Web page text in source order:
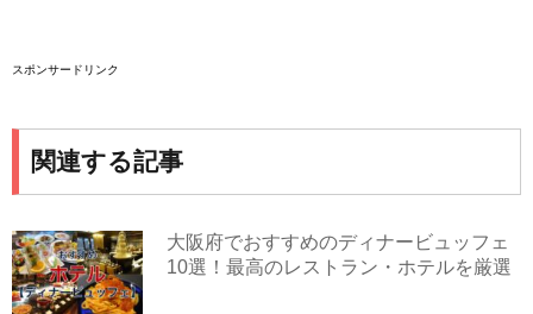
スポンサードリンク
関連する記事
大阪府でおすすめのディナービュッフェ
10選！最高のレストラン・ホテルを厳選